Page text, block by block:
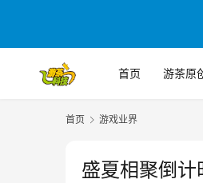
首页 游茶原
首页 游戏业界
盛夏相聚倒计